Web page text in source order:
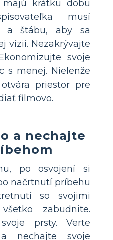
krátku dobu
musí
a štábu, aby sa
vízii. Nezakrývajte
svoje
s menej. Nielenže
priestor pre
filmovo.
a nechajte
po osvojení si
načrtnutí príbehu
so svojimi
zabudnite.
prsty. Verte
nechajte svoje